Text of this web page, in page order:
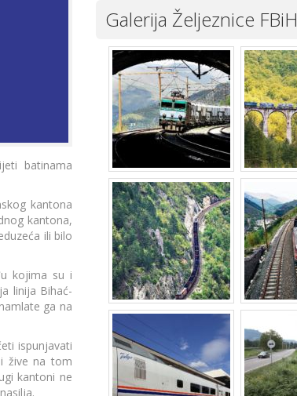
batinama
kantona
kantona,
ili bilo
kojima su i
linija Bihać-
ga na
ispunjavati
žive na tom
kantoni ne
Galerija Željeznice FBiH